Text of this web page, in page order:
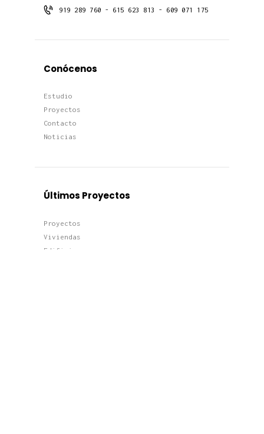
919 289 760 - 615 623 813 - 609 071 175
Conócenos
Estudio
Proyectos
Contacto
Noticias
Últimos Proyectos
Proyectos
Viviendas
Edificios